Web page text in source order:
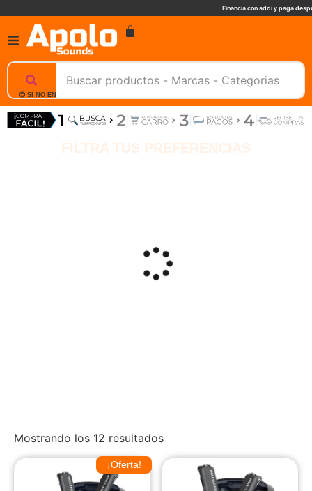
Financia con addi y paga
😊 SI NO ENCUENTRAS UN PRODUCTO, NOSOTROS TE AYUDAMOS, ESCRIBENOS. 📲
FILTRA TUS PREFERENCIAS
Mostrando los 12 resultados
¡Oferta!